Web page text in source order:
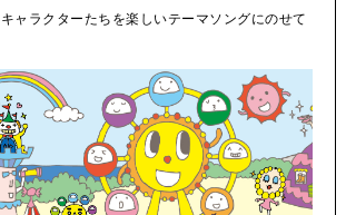
ャラクターたちを楽しいテーマソングにのせて